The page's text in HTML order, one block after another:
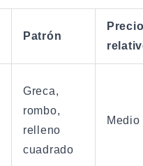
Patrón
Greca,
rombo,
relleno
cuadrado
Medio